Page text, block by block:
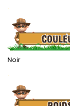
.
Noir
.